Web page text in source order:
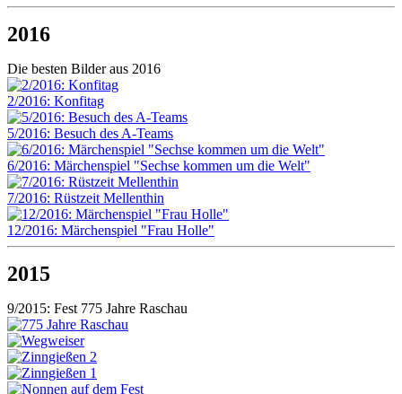
2016
Die besten Bilder aus 2016
2/2016: Konfitag
5/2016: Besuch des A-Teams
6/2016: Märchenspiel "Sechse kommen um die Welt"
7/2016: Rüstzeit Mellenthin
12/2016: Märchenspiel "Frau Holle"
2015
9/2015: Fest 775 Jahre Raschau